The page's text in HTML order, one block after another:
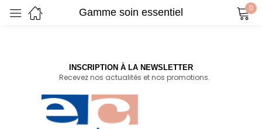
Gamme soin essentiel 0
INSCRIPTION À LA NEWSLETTER
Recevez nos actualités et nos promotions.
Remember me